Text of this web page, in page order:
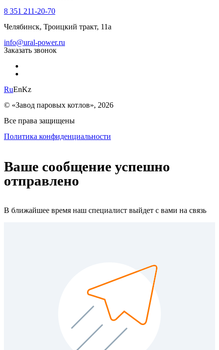
8 351 211-20-70
Челябинск, Троицкий тракт, 11а
info@ural-power.ru
Заказать звонок
RuEnKz
© «Завод паровых котлов», 2026
Все права защищены
Политика конфиденциальности
Ваше сообщение успешно
отправлено
В ближайшее время наш специалист выйдет с вами на связь